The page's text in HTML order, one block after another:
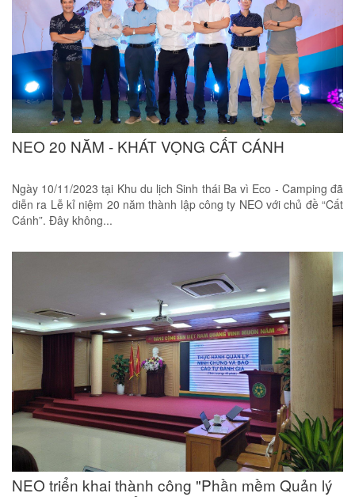
NEO 20 NĂM - KHÁT VỌNG CẤT CÁNH
Ngày 10/11/2023 tại Khu du lịch Sinh thái Ba vì Eco - Camping đã
diễn ra Lễ kỉ niệm 20 năm thành lập công ty NEO với chủ đề “Cất
Cánh”. Đây không...
NEO triển khai thành công "Phần mềm Quản lý